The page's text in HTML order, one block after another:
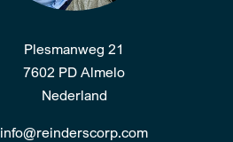
Plesmanweg 21
7602 PD Almelo
Nederland
info@reinderscorp.com